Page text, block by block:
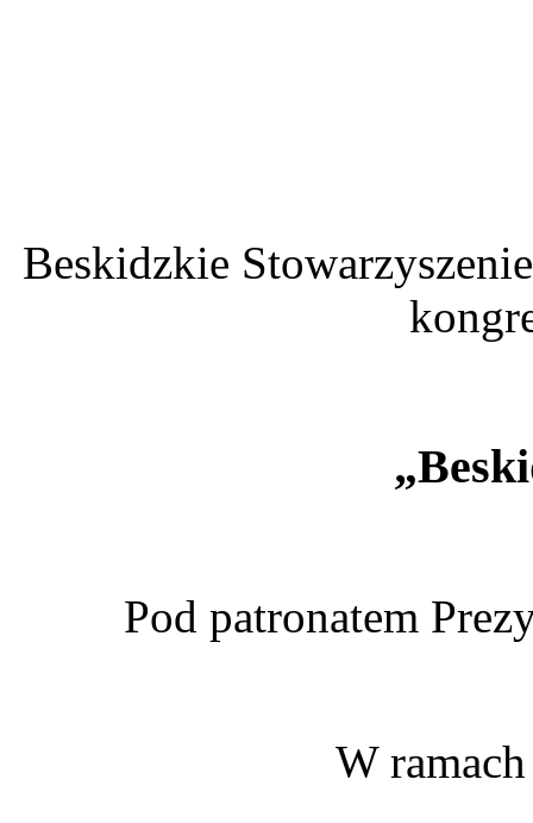
Beskidzkie
Pod patronatem
W